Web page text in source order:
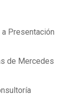
a Presentación
de Mercedes